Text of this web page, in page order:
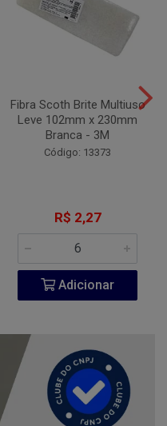
Fibra Scoth Brite Multiuso
Leve 102mm x 230mm
Branca - 3M
Código: 13373
R$ 2,27
Adicionar